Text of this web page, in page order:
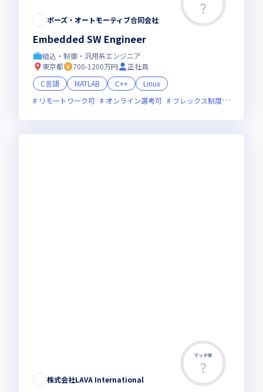
ボーズ・オートモーティブ合同会社
Embedded SW Engineer
組込・制御・汎用系エンジニア
東京都
700-1200万円
正社員
C言語
MATLAB C++
Linux
リモートワーク可
オンライン選考可 フレックス制度あり
マッチ率
株式会社LAVA International